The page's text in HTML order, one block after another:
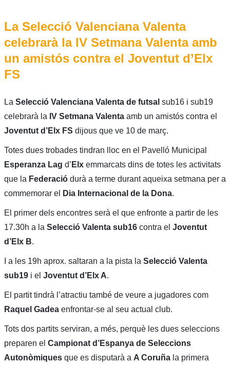
La Selecció Valenciana Valenta
celebrarà la IV Setmana Valenta amb
un amistós contra el Joventut d’Elx
FS
La Selecció Valenciana Valenta de futsal sub16 i sub19
celebrarà la IV Setmana Valentaamb un amistós contra el
Joventut d’Elx FS dijous que ve 10 de març.
Totes dues trobades tindran lloc en el Pavelló Municipal
Esperanza Lag d’ Elxemmarcats dins de totes les activitats
que la Federació durà a terme durant aqueixa setmana per a
commemorar el
Dia Internacional de la Dona.
El primer dels encontres serà el que enfronte a partir de les
17.30h a la Selecció Valenta sub16contra el Joventut
d’Elx B.
I a les 19h aprox. saltaran a la pista la Selecció Valenta
sub19i el Joventut d’Elx A.
El partit tindrà l’atractiu també de veure a jugadores com
Raquel Gadea enfrontar-se al seu actual club.
Tots dos partits serviran, a més, perquè les dues seleccions
preparen el Campionat d’Espanya de Seleccions
Autonòmiquesque es disputarà a A Coruñala primera